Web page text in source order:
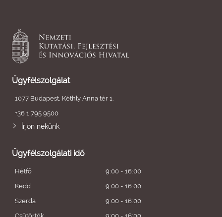
Ügyfélszolgálat
1077 Budapest, Kéthly Anna tér 1.
+36 1 795 9500
Írjon nekünk
Ügyfélszolgálati idő
Hétfő
9:00 - 16:00
Kedd
9:00 - 16:00
Szerda
9:00 - 16:00